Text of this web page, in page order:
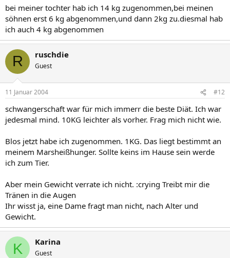
bei meiner tochter hab ich 14 kg zugenommen,bei meinen
söhnen erst 6 kg abgenommen,und dann 2kg zu.diesmal hab
ich auch 4 kg abgenommen
R ruschdie
Guest
11 Januar 2004 #12
schwangerschaft war für mich immerr die beste Diät. Ich war
jedesmal mind. 10KG leichter als vorher. Frag mich nicht wie.
Blos jetzt habe ich zugenommen. 1KG. Das liegt bestimmt an
meinem Marsheißhunger. Sollte keins im Hause sein werde
ich zum Tier.
Aber mein Gewicht verrate ich nicht. :crying Treibt mir die
Tränen in die Augen
Ihr wisst ja, eine Dame fragt man nicht, nach Alter und
Gewicht.
K Karina
Guest